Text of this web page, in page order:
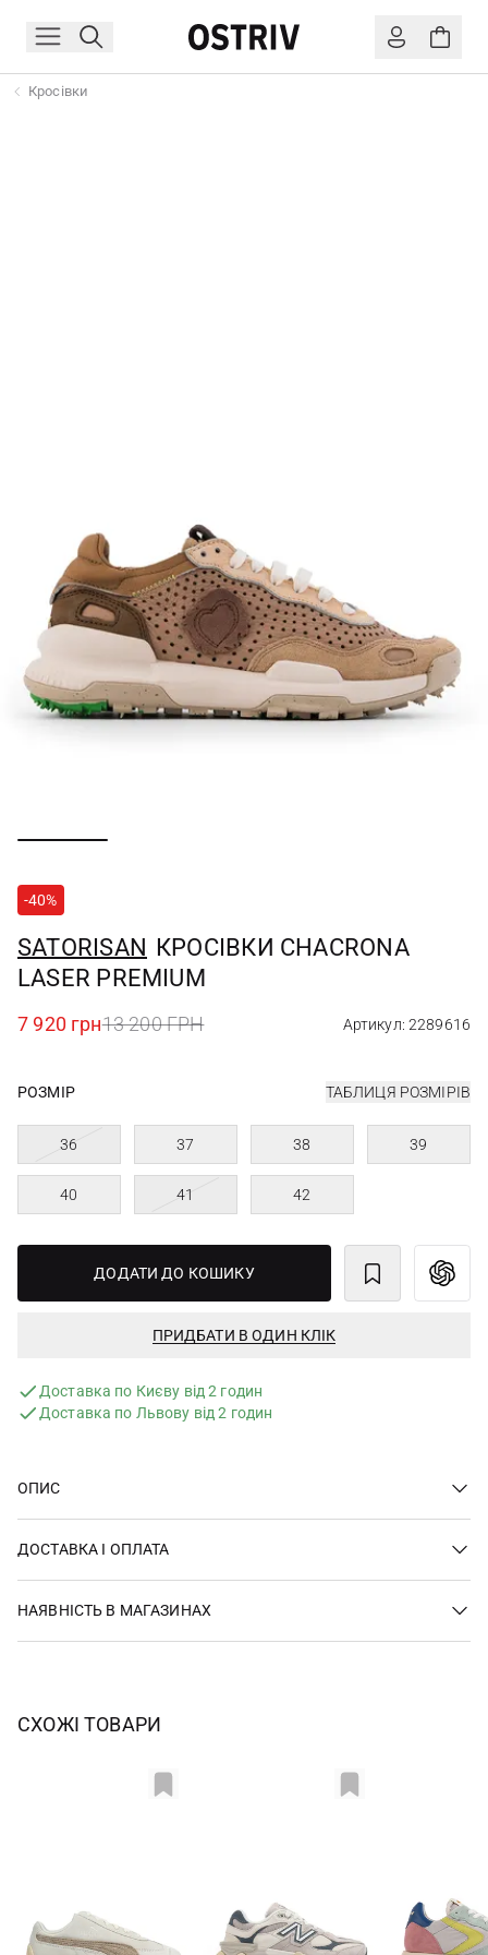
Кросівки
-40%
SATORISAN КРОСІВКИ CHACRONA
LASER PREMIUM
7 920 грн13 200 ГРН Артикул: 2289616
РОЗМІР ТАБЛИЦЯ РОЗМІРІВ
36 37 38 39
40 41 42
ДОДАТИ ДО КОШИКУ
ПРИДБАТИ В ОДИН КЛІК
Доставка по Києву від 2 годин
Доставка по Львову від 2 годин
ОПИС
ДОСТАВКА І ОПЛАТА
НАЯВНІСТЬ В МАГАЗИНАХ
СХОЖІ ТОВАРИ